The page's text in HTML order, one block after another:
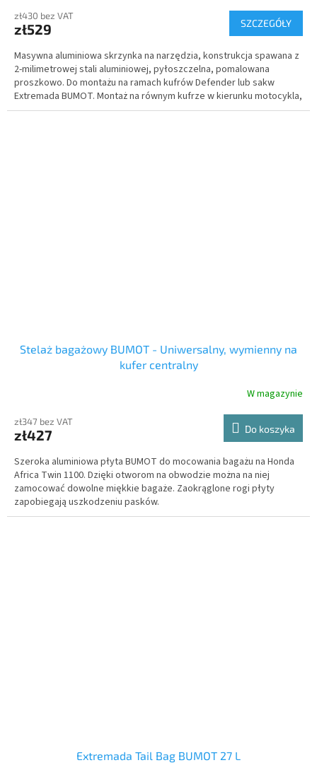
zł430 bez VAT
zł529 SZCZEGÓŁY
Masywna aluminiowa skrzynka na narzędzia, konstrukcja spawana z
2-milimetrowej stali aluminiowej, pyłoszczelna, pomalowana
proszkowo. Do montażu na ramach kufrów Defender lub sakw
Extremada BUMOT. Montaż na równym kufrze w kierunku motocykla,
po przeciwnej stronie do rury wydechowej. Komplet z zamkiem.
Stelaż bagażowy BUMOT - Uniwersalny, wymienny na
kufer centralny
W magazynie
zł347 bez VAT
zł427 Do koszyka
Szeroka aluminiowa płyta BUMOT do mocowania bagażu na Honda
Africa Twin 1100. Dzięki otworom na obwodzie można na niej
zamocować dowolne miękkie bagaże. Zaokrąglone rogi płyty
zapobiegają uszkodzeniu pasków.
Extremada Tail Bag BUMOT 27 L